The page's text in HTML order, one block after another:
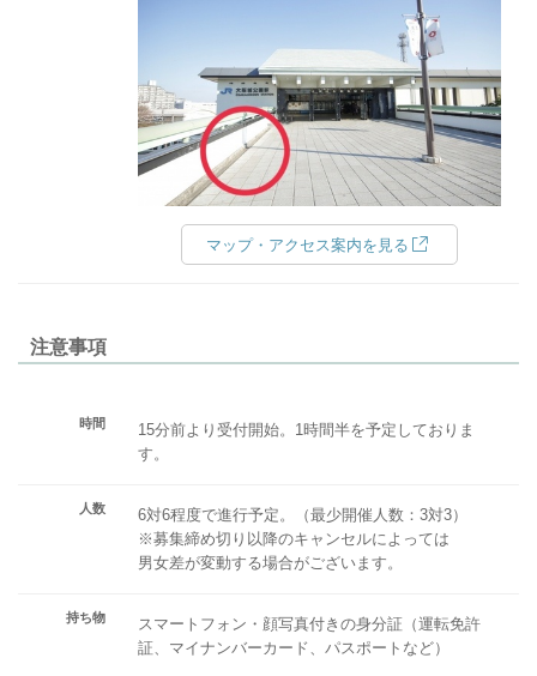
マップ・アクセス案内を見る
注意事項
時間
15分前より受付開始。1時間半を予定しておりま
す。
人数
6対6程度で進行予定。（最少開催人数：3対3）
※募集締め切り以降のキャンセルによっては
男女差が変動する場合がございます。
持ち物
スマートフォン・顔写真付きの身分証（運転免許
証、マイナンバーカード、パスポートなど）